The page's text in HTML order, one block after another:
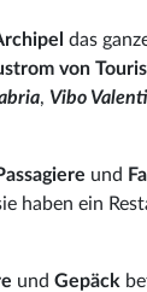
das
von
, Vibo
und
haben ein
und Gepäck